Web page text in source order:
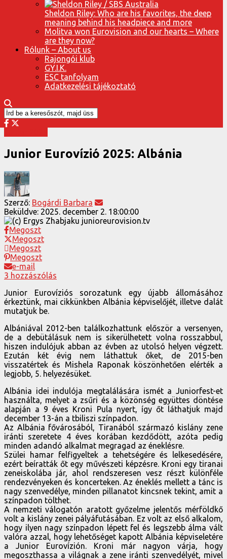
Sheldon Riley: Who are his favorites, the deep
meaning behind his headpiece and more
Molitva won Eurovision and our hearts – Where
are they now?
Rólunk – About us
Rajongói klub
GY.I.K.
ESC tanfolyam
Adatkezelési tájékoztató
Junior Eurovízió 2025: Albánia
Szerző: Bogárdi Barbara
Beküldve: 2025. december 2. 18:00:00
Megoszt
Megoszt
Megoszt
Megoszt
e-mail
3 hozzászólás
Junior Eurovíziós sorozatunk egy újabb állomásához
érkeztünk, mai cikkünkben Albánia képviselőjét, illetve dalát
mutatjuk be.
Albániával 2012-ben találkozhattunk először a versenyen,
de a debütálásuk nem is sikerülhetett volna rosszabbul,
hiszen indulójuk abban az évben az utolsó helyen végzett.
Ezután két évig nem láthattuk őket, de 2015-ben
visszatértek és Mishela Raponak köszönhetően elérték a
legjobb, 5. helyezésüket.
Albánia idei indulója megtalálására ismét a Juniorfest-et
használta, melyet a zsűri és a közönség együttes döntése
alapján a 9 éves Kroni Pula nyert, így őt láthatjuk majd
december 13-án a tbiliszi színpadon.
Az Albánia fővárosából, Tiranából származó kislány zene
iránti szeretete 4 éves korában kezdődött, azóta pedig
minden adandó alkalmat megragad az éneklésre.
Szülei hamar felfigyeltek a tehetségére és lelkesedésére,
ezért beíratták őt egy művészeti képzésre. Kroni egy tiranai
zeneiskolába jár, ahol rendszeresen vesz részt különféle
rendezvényeken és koncerteken. Az éneklés mellett a tánc is
nagy szenvedélye, minden pillanatot kincsnek tekint, amit a
színpadon tölthet.
A nemzeti válogatón aratott győzelme jelentős mérföldkő
volt a kislány zenei pályáfutásában. Ez volt az első alkalom,
hogy ilyen nagy színpadon lépett fel és legszebb álma vált
valóra azzal, hogy lehetőséget kapott Albánia képviseletére
a Junior Eurovízión. Kroni már nagyon várja, hogy
megoszthassa a világnak a zene iránti szenvedélyét, mivel